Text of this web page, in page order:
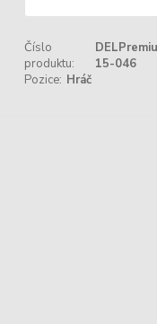
Číslo
produktu:
15-046
Pozice: Hráč